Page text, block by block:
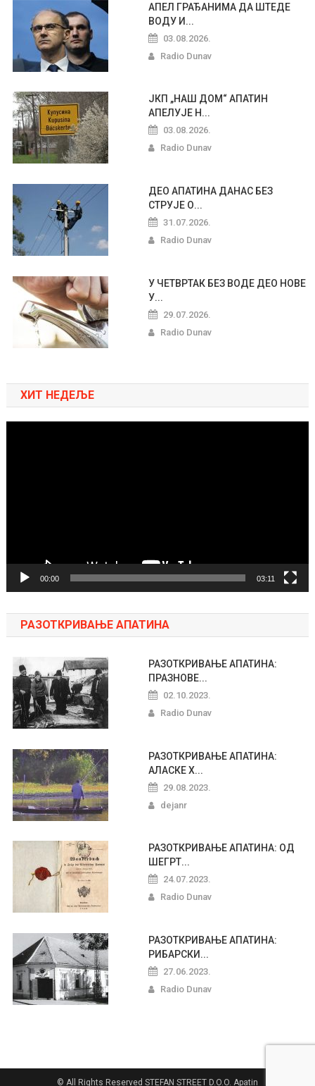
АПЕЛ ГРАЂАНИМА ДА ШТЕДЕ
ВОДУ И...
03.08.2026.
Radio Dunav
ЈКП „НАШ ДОМ“ АПАТИН
АПЕЛУЈЕ Н...
03.08.2026.
Radio Dunav
ДЕО АПАТИНА ДАНАС БЕЗ
СТРУЈЕ О...
31.07.2026.
Radio Dunav
У ЧЕТВРТАК БЕЗ ВОДЕ ДЕО НОВЕ
У...
29.07.2026.
Radio Dunav
ХИТ НЕДЕЉЕ
00:00 03:11
РАЗОТКРИВАЊЕ АПАТИНА
РАЗОТКРИВАЊЕ АПАТИНА:
ПРАЗНОВЕ...
02.10.2023.
Radio Dunav
РАЗОТКРИВАЊЕ АПАТИНА:
АЛАСКЕ Х...
29.08.2023.
dejanr
РАЗОТКРИВАЊЕ АПАТИНА: ОД
ШЕГРТ...
24.07.2023.
Radio Dunav
РАЗОТКРИВАЊЕ АПАТИНА:
РИБАРСКИ...
27.06.2023.
Radio Dunav
© All Rights Reserved STEFAN STREET D.O.O. Apatin